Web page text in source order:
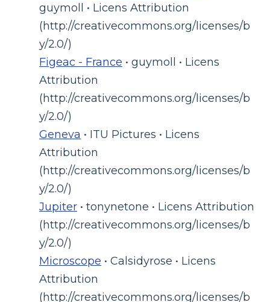
guymoll • Licens Attribution
(http://creativecommons.org/licenses/b
y/2.0/)
Figeac - France • guymoll • Licens
Attribution
(http://creativecommons.org/licenses/b
y/2.0/)
Geneva • ITU Pictures • Licens
Attribution
(http://creativecommons.org/licenses/b
y/2.0/)
Jupiter • tonynetone • Licens Attribution
(http://creativecommons.org/licenses/b
y/2.0/)
Microscope • Calsidyrose • Licens
Attribution
(http://creativecommons.org/licenses/b